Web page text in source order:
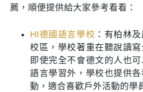
薦，順便提供給大家參考看看：
HI德國語言學校 ：有柏林
校區，學校著重在聽說讀寫
即使完全不會德文的人也
語言學習外，學校也提供
動，適合喜歡戶外活動的學